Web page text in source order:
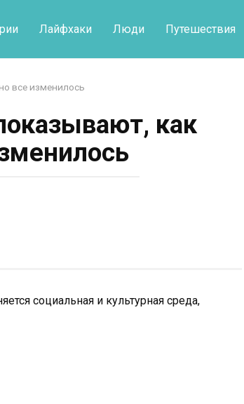
Лайфхаки Люди Путешествия
все изменилось
как
социальная и культурная среда,